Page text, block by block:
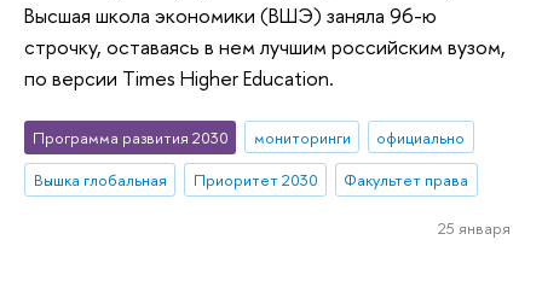
Высшая школа экономики (ВШЭ) заняла 96-ю
строчку, оставаясь в нем лучшим российским вузом,
по версии Times Higher Education.
Программа развития 2030 мониторинги
официально
Вышка глобальная
Приоритет 2030 Факультет права
25 января